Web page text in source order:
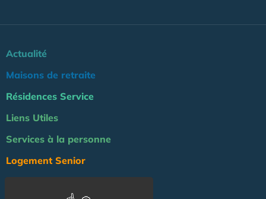
Actualité
Maisons de retraite
Résidences Service
Liens Utiles
Services à la personne
Logement Senior